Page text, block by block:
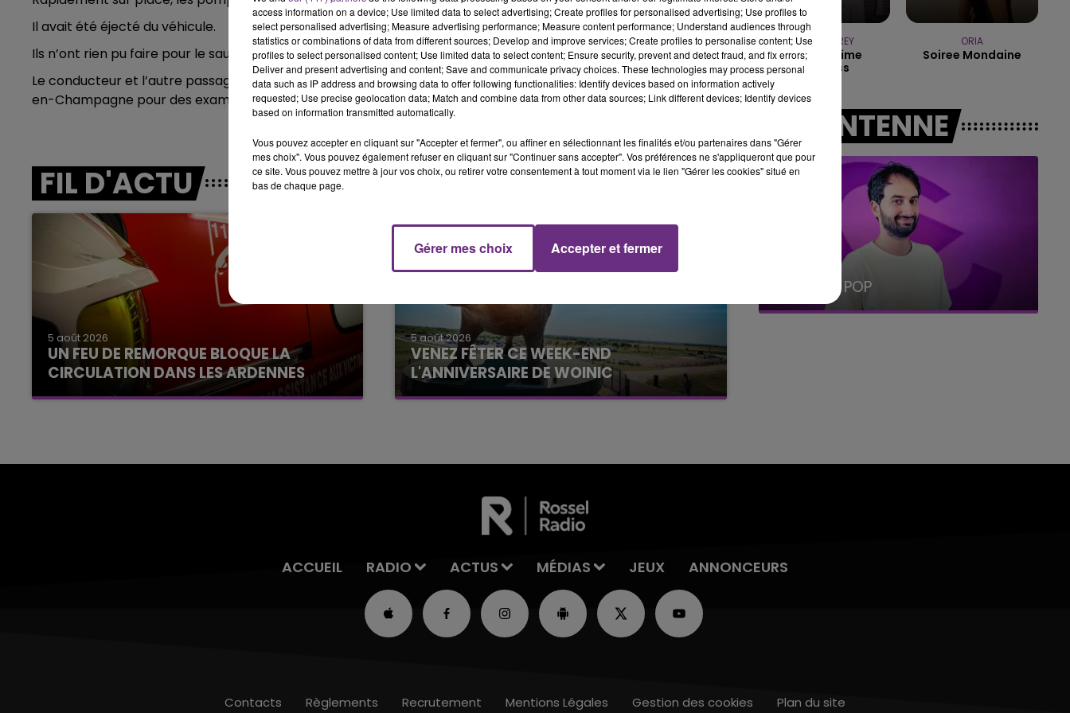
14h00 - 15h00 15h00 - 19h00
LE CLUB CHAMPAGNE FM
19h00 - 19h15
LA POP MACHINE - CHAMPAGNE FM
Il avait été éjecté du véhicule.
Ils n’ont rien pu faire pour le sauver.
Le conducteur et l’autre passager de l’utilitaire ont été pris en charge et transportés à l’hôpital de Châlons-
en-Champagne pour des examens de contrôle.
FIL D'ACTU
5 août 2026
UN FEU DE REMORQUE BLOQUE LA
CIRCULATION DANS LES ARDENNES
Un feu de remorque s'est déclaré ce mercredi
5 août 2026
VENEZ FÊTER CE WEEK-END
L'ANNIVERSAIRE DE WOINIC
Ce samedi 8 août sera un grand jour :
LANA DEL REY
Summertime
Sadness
ORIA
Soiree Mondaine
A L'ANTENNE
15h00 - 19h00
Le Club Champagne FM
19h00 - 19h15
LA RADIO POP
ACCUEIL RADIO ACTUS MÉDIAS JEUX ANNONCEURS
Contacts Règlements Recrutement Mentions Légales Gestion des cookies Plan du site
access information on a device; Use limited data to select advertising; Create profiles for personalised advertising; Use profiles to
select personalised advertising; Measure advertising performance; Measure content performance; Understand audiences through
statistics or combinations of data from different sources; Develop and improve services; Create profiles to personalise content; Use
profiles to select personalised content; Use limited data to select content; Ensure security, prevent and detect fraud, and fix errors;
Deliver and present advertising and content; Save and communicate privacy choices. These technologies may process personal
data such as IP address and browsing data to offer following functionalities: Identify devices based on information actively
requested; Use precise geolocation data; Match and combine data from other data sources; Link different devices; Identify devices
based on information transmitted automatically.
Vous pouvez accepter en cliquant sur "Accepter et fermer", ou affiner en sélectionnant les finalités et/ou partenaires dans "Gérer
mes choix". Vous pouvez également refuser en cliquant sur "Continuer sans accepter". Vos préférences ne s'appliqueront que pour
ce site. Vous pouvez mettre à jour vos choix, ou retirer votre consentement à tout moment via le lien "Gérer les cookies" situé en
bas de chaque page.
Gérer mes choix Accepter et fermer